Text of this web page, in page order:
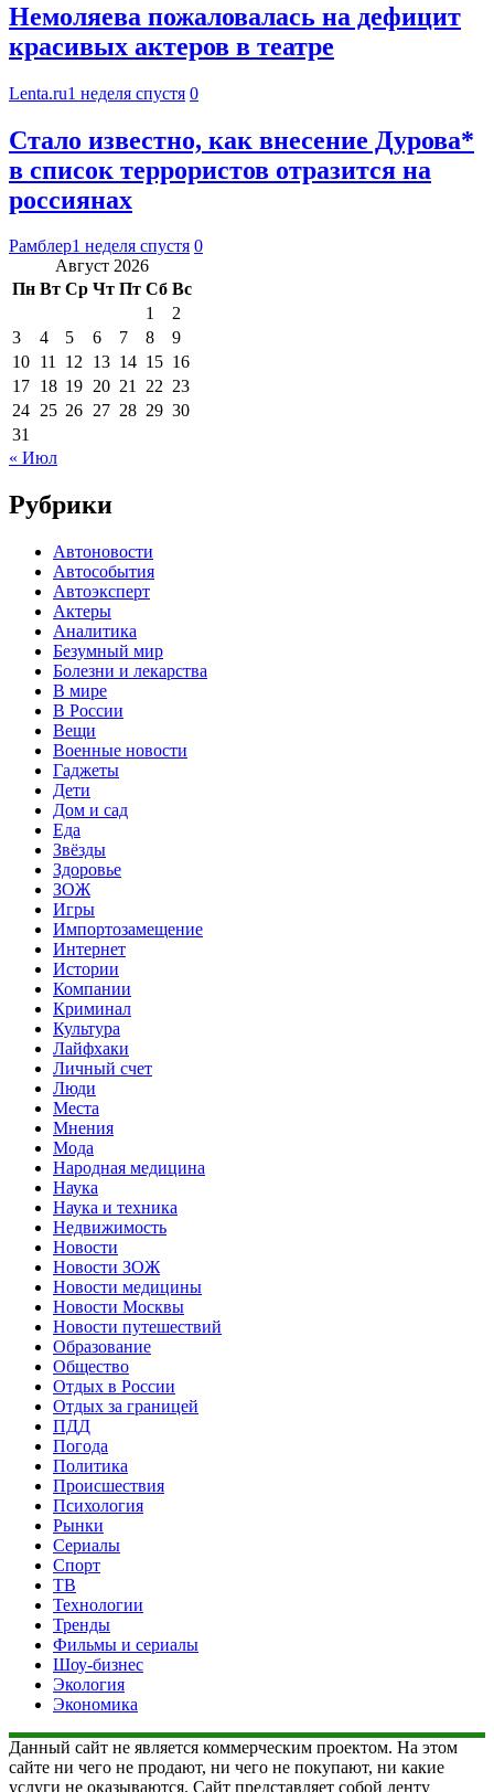
Немоляева пожаловалась на дефицит
красивых актеров в театре
Lenta.ru1 неделя спустя 0
Стало известно, как внесение Дурова*
в список террористов отразится на
россиянах
Рамблер1 неделя спустя 0
Август 2026
Пн Вт Ср Чт Пт Сб Вс
1
2
3
4 5 6 7 8
9
10 11 12 13 14 15 16
17 18 19 20 21 22 23
24 25 26 27 28 29 30
31
« Июл
Рубрики
Автоновости
Автособытия
Автоэксперт
Актеры
Аналитика
Безумный мир
Болезни и лекарства
В мире
В России
Вещи
Военные новости
Гаджеты
Дети
Дом и сад
Еда
Звёзды
Здоровье
ЗОЖ
Игры
Импортозамещение
Интернет
Истории
Компании
Криминал
Культура
Лайфхаки
Личный счет
Люди
Места
Мнения
Мода
Народная медицина
Наука
Наука и техника
Недвижимость
Новости
Новости ЗОЖ
Новости медицины
Новости Москвы
Новости путешествий
Образование
Общество
Отдых в России
Отдых за границей
ПДД
Погода
Политика
Происшествия
Психология
Рынки
Сериалы
Спорт
ТВ
Технологии
Тренды
Фильмы и сериалы
Шоу-бизнес
Экология
Экономика
Данный сайт не является коммерческим проектом. На этом
сайте ни чего не продают, ни чего не покупают, ни какие
услуги не оказываются. Сайт представляет собой ленту